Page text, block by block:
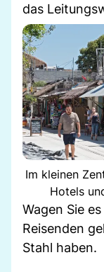
das
Im kleinen
Hotels
Wagen Sie
Reisenden
Stahl haben.